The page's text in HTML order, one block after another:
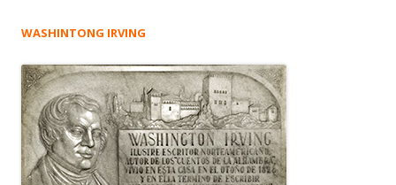
WASHINTONG IRVING